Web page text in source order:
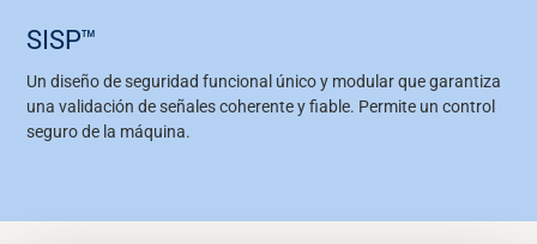
SISP™
Un diseño de seguridad funcional único y modular que garantiza
una validación de señales coherente y fiable. Permite un control
seguro de la máquina.